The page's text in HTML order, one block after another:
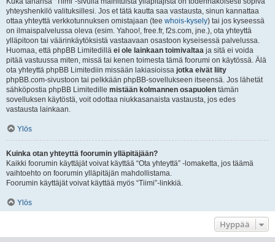
yhteyshenkilö valituksillesi. Jos et tätä kautta saa vastausta, sinun kannattaa
ottaa yhteyttä verkkotunnuksen omistajaan (tee whois-kysely) tai jos kyseessä
on ilmaispalvelussa oleva (esim. Yahoo!, free.fr, f2s.com, jne.), ota yhteyttä
ylläpitoon tai väärinkäytöksistä vastaavaan osastoon kyseisessä palvelussa.
Huomaa, että phpBB Limitedillä ei ole lainkaan toimivaltaa ja sitä ei voida
pitää vastuussa miten, missä tai kenen toimesta tämä foorumi on käytössä. Älä
ota yhteyttä phpBB Limitediin missään lakiasioissa jotka eivät liity
phpBB.com-sivustoon tai pelkkään phpBB-sovellukseen itseensä. Jos lähetät
sähköpostia phpBB Limitedille mistään kolmannen osapuolen tämän
sovelluksen käytöstä, voit odottaa niukkasanaista vastausta, jos edes
vastausta lainkaan.
Ylös
Kuinka otan yhteyttä foorumin ylläpitäjään?
Kaikki foorumin käyttäjät voivat käyttää “Ota yhteyttä” -lomaketta, jos täämä
vaihtoehto on foorumin ylläpitäjän mahdollistama.
Foorumin käyttäjät voivat käyttää myös “Tiimi”-linkkiä.
Ylös
Hyppää